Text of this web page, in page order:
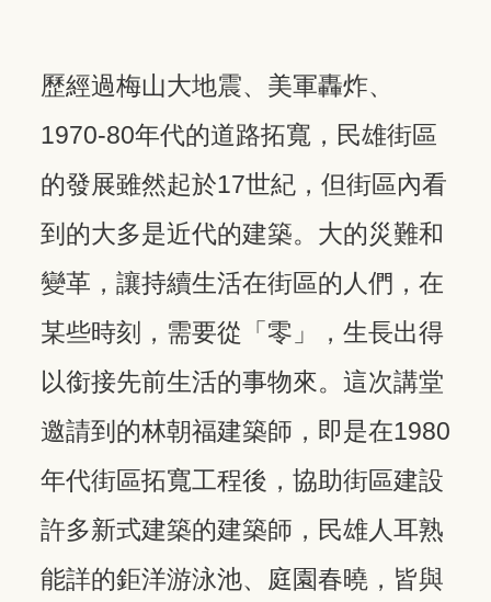
歷經過梅山大地震、美軍轟炸、
1970-80年代的道路拓寬，民雄街區
的發展雖然起於17世紀，但街區內看
到的大多是近代的建築。大的災難和
變革，讓持續生活在街區的人們，在
某些時刻，需要從「零」，生長出得
以銜接先前生活的事物來。 這次講堂
邀請到的林朝福建築師，即是在1980
年代街區拓寬工程後，協助街區建設
許多新式建築的建築師，民雄人耳熟
能詳的鉅洋游泳池、庭園春曉，皆與